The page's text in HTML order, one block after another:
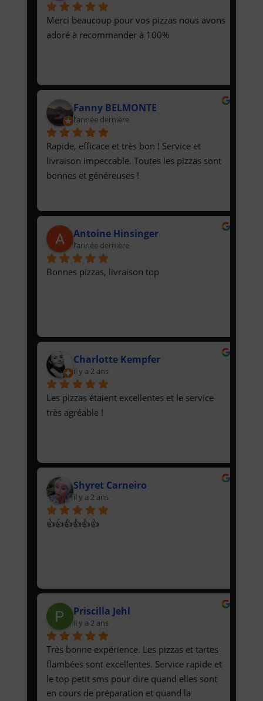
Merci beaucoup pour vos pizzas nous avons
adoré à recommander à 100%
Fanny BELMONTE
l’année dernière
Rapide, efficace et très bon ! Service et
livraison impeccable. Toutes les pizzas sont
bonnes et généreuses !
Antoine Hinsinger
l’année dernière
Bonnes pizzas, livraison top
Charlotte Kempfer
il y a 2 ans
Les pizzas étaient excellentes et le service
très agréable !
Shyret Carneiro
il y a 2 ans
👍👍👍👍👍👍
Priscilla Jehl
il y a 2 ans
Très bonne expérience. Les pizzas et tartes
flambées sont excellentes. Service rapide et
le top petit sms pour dire quand elles sont
en cours de préparation et quand la